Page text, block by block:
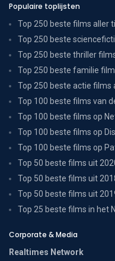
Populaire toplijsten
Top 250 beste films aller
Top 250 beste
Top 250 beste thriller
Top 250 beste familie
Top 250 beste actie films
Top 100 beste films van
Top 100 beste films op
Top 100 beste films op
Top 100 beste films op
Top 50 beste films uit
Top 50 beste films uit
Top 50 beste films uit
Top 25 beste films in het
Corporate & Media
Realtimes Network